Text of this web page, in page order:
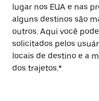
lugar nos EUA e nas
alguns destinos são
outros. Aqui você
solicitados pelos
locais de destino e a
dos trajetos.*